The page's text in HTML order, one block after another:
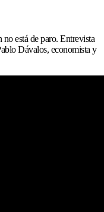
está de paro. Entrevista
Dávalos, economista y